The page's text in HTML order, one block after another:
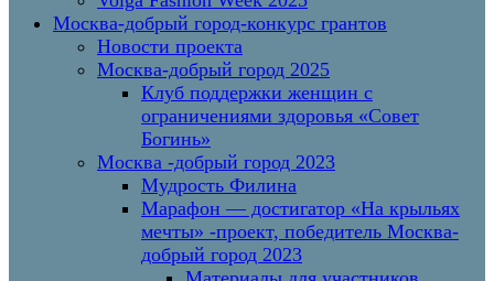
Москва-добрый город-конкурс грантов
Новости проекта
Москва-добрый город 2025
Клуб поддержки женщин с
ограничениями здоровья «Совет
Богинь»
Москва -добрый город 2023
Мудрость Филина
Марафон — достигатор «На крыльях
мечты» -проект, победитель Москва-
добрый город 2023